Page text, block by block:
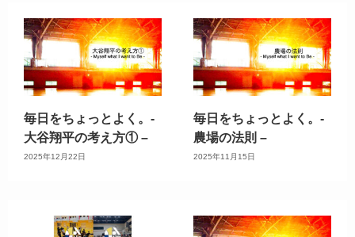
毎日をちょっとよく。-
大谷翔平の考え方① –
2025年12月22日
毎日をちょっとよく。-
農場の法則 –
2025年11月15日